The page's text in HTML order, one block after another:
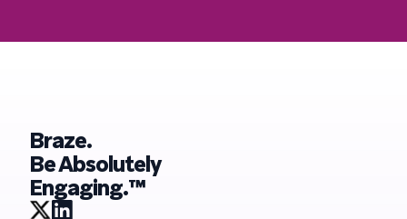
Braze.
Be Absolutely
Engaging.™